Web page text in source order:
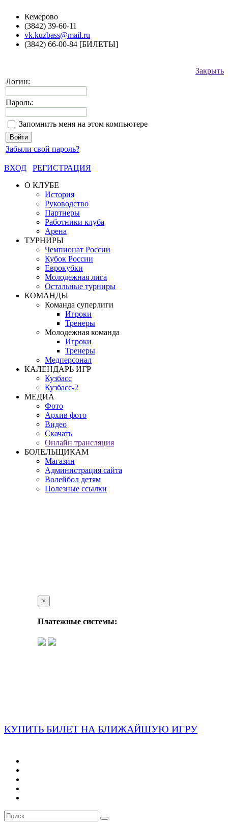
Кемерово
(3842) 39-60-11
vk.kuzbass@mail.ru
(3842) 66-00-84 [БИЛЕТЫ]
Закрыть
Логин:
Пароль:
Запомнить меня на этом компьютере
Забыли свой пароль?
ВХОД
РЕГИСТРАЦИЯ
О КЛУБЕ
История
Руководство
Партнеры
Работники клуба
Арена
ТУРНИРЫ
Чемпионат России
Кубок России
Еврокубки
Молодежная лига
Остальные турниры
КОМАНДЫ
Команда суперлиги
Игроки
Тренеры
Молодежная команда
Игроки
Тренеры
Медперсонал
КАЛЕНДАРЬ ИГР
Кузбасс
Кузбасс-2
МЕДИА
Фото
Архив фото
Видео
Скачать
Онлайн трансляция
БОЛЕЛЬЩИКАМ
Магазин
Администрация сайта
Волейбол детям
Полезные ссылки
×
Платежные системы:
КУПИТЬ БИЛЕТ НА БЛИЖАЙШУЮ ИГРУ